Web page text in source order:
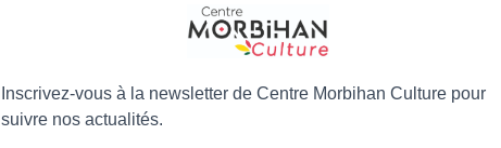
Inscrivez-vous à la newsletter de Centre Morbihan Culture pour
suivre nos actualités.